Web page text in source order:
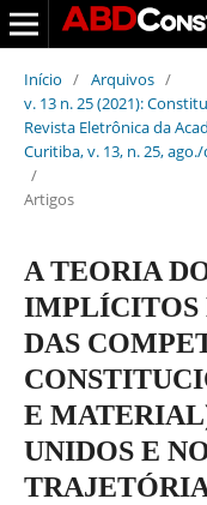
Início / Arquivos /
v. 13 n. 25 (2021):
Revista Eletrônica da
Curitiba, v. 13, n. 25, ago./
/
Artigos
A TEORIA
IMPLÍCITOS
DAS
E
UNIDOS E